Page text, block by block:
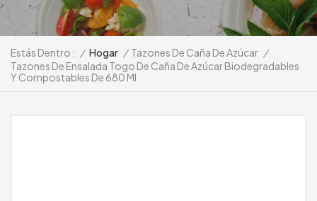
Estás Dentro : / Hogar / Tazones De Caña De Azúcar /
Tazones De Ensalada Togo De Caña De Azúcar Biodegradables
Y Compostables De 680 Ml